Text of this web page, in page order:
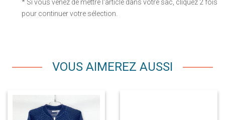
* Si vous venez de mettre l'article dans votre sac, cliquez 2 fois
pour continuer votre sélection.
VOUS AIMEREZ AUSSI